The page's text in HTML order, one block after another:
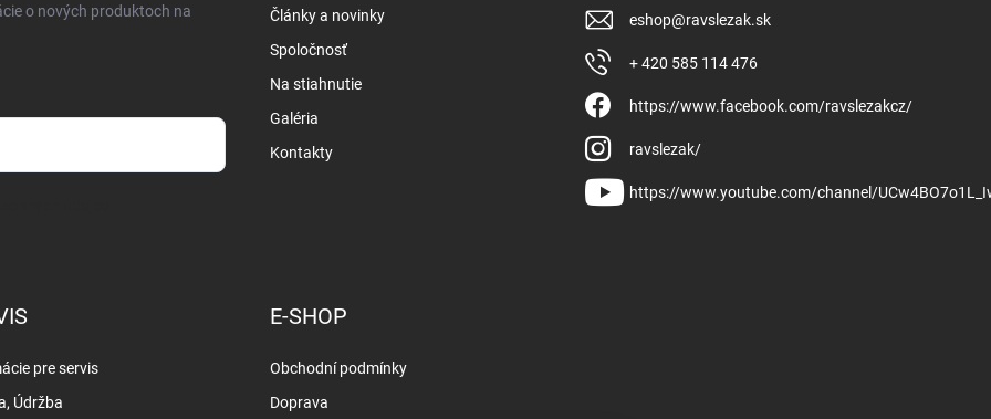
o nových produktoch na
Články a novinky
Spoločnosť
Na stiahnutie
Galéria
Kontakty
eshop@ravslezak.sk
+ 420 585 114 476
https://www.facebook.com/ravslezakcz/
ravslezak/
https://www.youtube.com/channel/
pre servis
Údržba
E-SHOP
Obchodní podmínky
Doprava